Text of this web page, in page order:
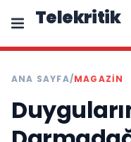
Telekritik
ANA SAYFA/MAGAZIN